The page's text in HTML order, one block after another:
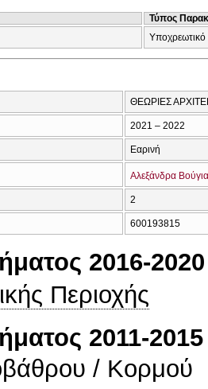
Τύπος
ΘΕΩΡΙΕΣ
2021 – 2022
Εαρινή
Αλεξάνδρα Βούγια
2
600193815
2016-2020
Περιοχής
2011-2015
/ Κορμού